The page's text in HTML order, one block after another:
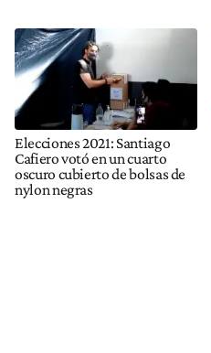
Elecciones 2021: Santiago
Cafiero votó en un cuarto
oscuro cubierto de bolsas de
nylon negras